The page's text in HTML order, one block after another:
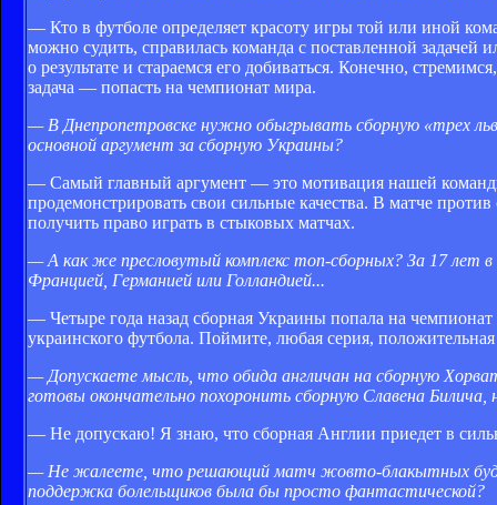
— Кто в футболе определяет красоту игры той или иной
можно судить, справилась команда с поставленной
о результате и стараемся его добиваться. Конечно,
задача — попасть на чемпионат мира.
— В Днепропетровске нужно обыгрывать сборную «трех
основной аргумент за сборную Украины?
— Самый главный аргумент — это мотивация нашей
продемонстрировать свои сильные качества. В матче
получить право играть в стыковых матчах.
— А как же пресловутый комплекс топ-сборных? За 17 лет
Францией, Германией или Голландией...
— Четыре года назад сборная Украины попала на
украинского футбола. Поймите, любая серия,
— Допускаете мысль, что обида англичан на сборную
готовы окончательно похоронить сборную Славена Билича,
— Не допускаю! Я знаю, что сборная Англии приедет в
— Не жалеете, что решающий матч жовто-блакытных будет
поддержка болельщиков была бы просто фантастической?